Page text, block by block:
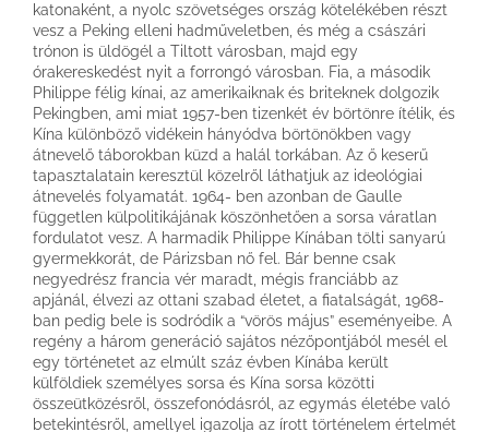
katonaként, a nyolc szövetséges ország kötelékében részt
vesz a Peking elleni hadműveletben, és még a császári
trónon is üldögél a Tiltott városban, majd egy
órakereskedést nyit a forrongó városban. Fia, a második
Philippe félig kínai, az amerikaiknak és briteknek dolgozik
Pekingben, ami miat 1957-ben tizenkét év börtönre ítélik, és
Kína különböző vidékein hányódva börtönökben vagy
átnevelő táborokban küzd a halál torkában. Az ő keserű
tapasztalatain keresztül közelről láthatjuk az ideológiai
átnevelés folyamatát. 1964- ben azonban de Gaulle
független külpolitikájának köszönhetően a sorsa váratlan
fordulatot vesz. A harmadik Philippe Kínában tölti sanyarú
gyermekkorát, de Párizsban nő fel. Bár benne csak
negyedrész francia vér maradt, mégis franciább az
apjánál, élvezi az ottani szabad életet, a fiatalságát, 1968-
ban pedig bele is sodródik a “vörös május” eseményeibe. A
regény a három generáció sajátos nézőpontjából mesél el
egy történetet az elmúlt száz évben Kínába került
külföldiek személyes sorsa és Kína sorsa közötti
összeütközésről, összefonódásról, az egymás életébe való
betekintésről, amellyel igazolja az írott történelem értelmét